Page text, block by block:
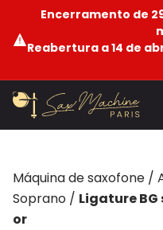
Encerramento de
Reabertura a 14 de
Máquina de saxofone /
Soprano / Ligature BG
or